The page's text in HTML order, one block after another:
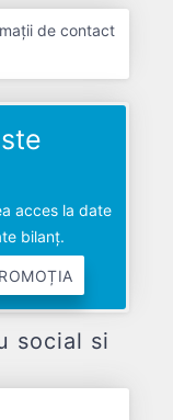
de contact
acces la date
bilanț.
social si